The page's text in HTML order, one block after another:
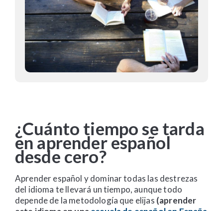
¿Cuánto tiempo se tarda
en aprender español
desde cero?
Aprender español y dominar todas las destrezas
del idioma te llevará un tiempo, aunque todo
depende de la metodología que elijas (aprender